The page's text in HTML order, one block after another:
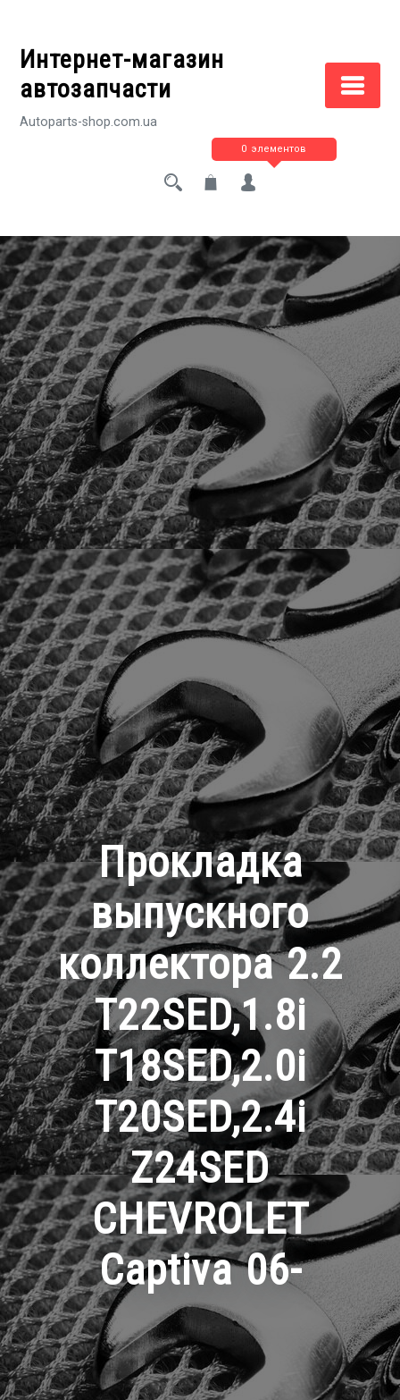
содержимому
Интернет-магазин
автозапчасти
Autoparts-shop.com.ua
0 элементов
Прокладка
выпускного
коллектора 2.2
T22SED,1.8i
T18SED,2.0i
T20SED,2.4i
Z24SED
CHEVROLET
Captiva 06-